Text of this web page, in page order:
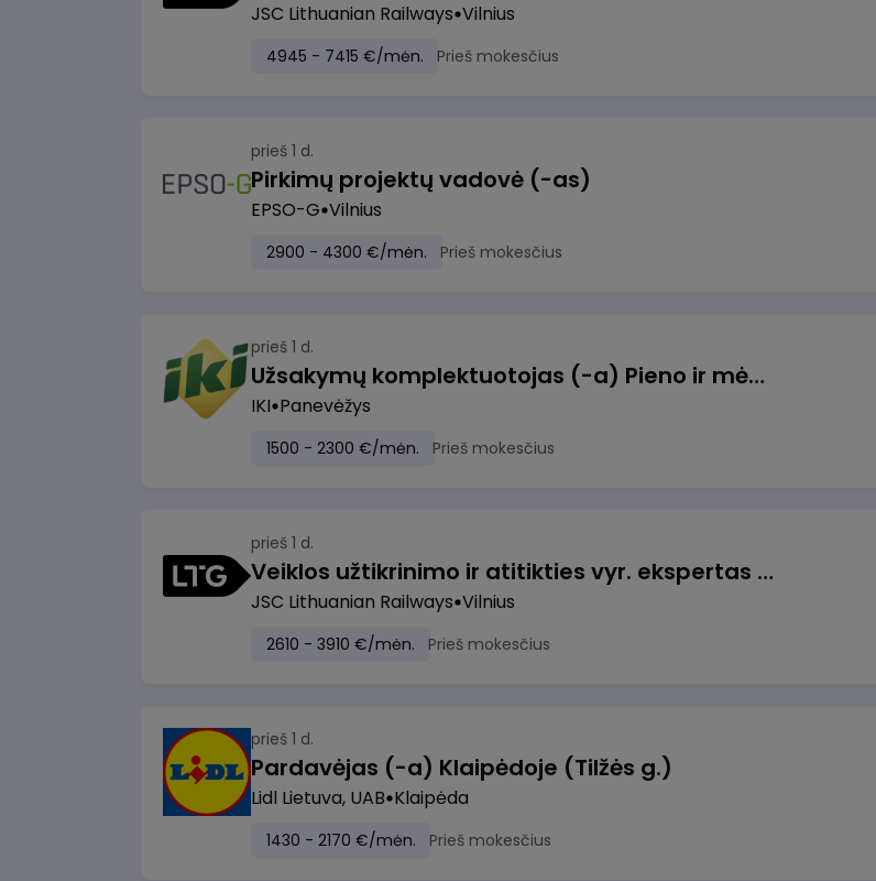
JSC Lithuanian Railways Vilnius
4945 - 7415 €/mėn. Prieš mokesčius
prieš 1 d.
Pirkimų projektų vadovė (-as)
EPSO-G Vilnius
2900 - 4300 €/mėn. Prieš mokesčius
prieš 1 d.
Užsakymų komplektuotojas (-a) Pieno ir mėsos sandėlyje
IKI Panevėžys
1500 - 2300 €/mėn. Prieš mokesčius
prieš 1 d.
Veiklos užtikrinimo ir atitikties vyr. ekspertas (-ė) (Vilnius, LT)
JSC Lithuanian Railways Vilnius
2610 - 3910 €/mėn. Prieš mokesčius
prieš 1 d.
Pardavėjas (-a) Klaipėdoje (Tilžės g.)
Lidl Lietuva, UAB Klaipėda
1430 - 2170 €/mėn. Prieš mokesčius